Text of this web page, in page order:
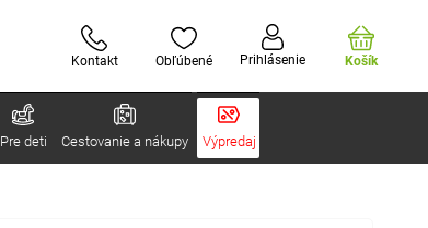
Kontakt Obľúbené Prihlásenie Košík
Pre deti Cestovanie a nákupy Výpredaj